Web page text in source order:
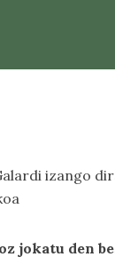
izango
jokatu den